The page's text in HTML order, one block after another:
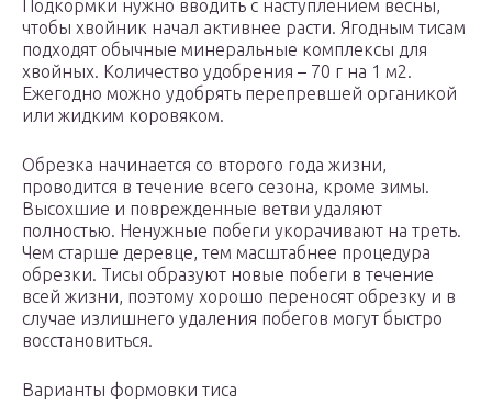
Подкормки нужно вводить с наступлением весны,
чтобы хвойник начал активнее расти. Ягодным тисам
подходят обычные минеральные комплексы для
хвойных. Количество удобрения – 70 г на 1 м2.
Ежегодно можно удобрять перепревшей органикой
или жидким коровяком.
Обрезка начинается со второго года жизни,
проводится в течение всего сезона, кроме зимы.
Высохшие и поврежденные ветви удаляют
полностью. Ненужные побеги укорачивают на треть.
Чем старше деревце, тем масштабнее процедура
обрезки. Тисы образуют новые побеги в течение
всей жизни, поэтому хорошо переносят обрезку и в
случае излишнего удаления побегов могут быстро
восстановиться.
Варианты формовки тиса